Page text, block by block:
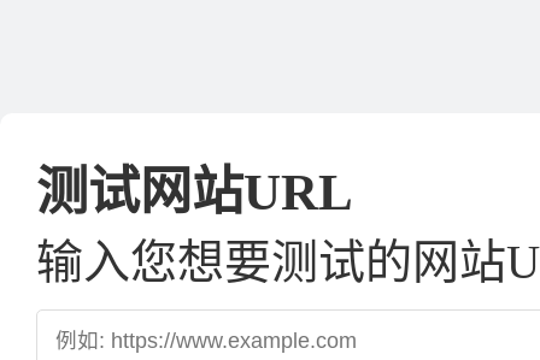
测试网站URL
输入您想要测试的网站